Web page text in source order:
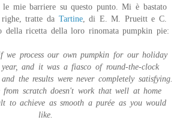
le mie barriere su questo punto. Mi è bastato
righe, tratte da Tartine, di E. M. Prueitt e C.
della ricetta della loro rinomata pumpkin pie:
we process our own pumpkin for our holiday
and it was a fiasco of round-the-clock
the results were never completely satisfying.
from scratch doesn't work that well at home
to achieve as smooth a purée as you would
like.